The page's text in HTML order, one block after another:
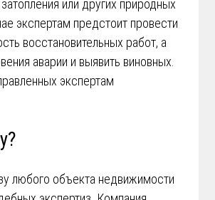
или других природных
экспертам предстоит провести
восстановительных работ, а
аварии и выявить виновных.
экспертам
любого объекта недвижимости